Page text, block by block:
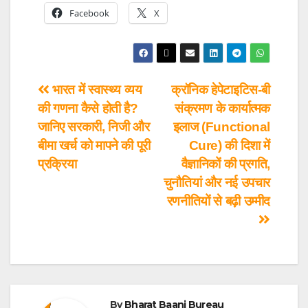
Facebook X
क्रॉनिक हेपेटाइटिस-बी
संक्रमण के कार्यात्मक
इलाज (Functional
Cure) की दिशा में
वैज्ञानिकों की प्रगति,
चुनौतियां और नई उपचार
रणनीतियों से बढ़ी उम्मीद
भारत में स्वास्थ्य व्यय
की गणना कैसे होती है?
जानिए सरकारी, निजी और
बीमा खर्च को मापने की पूरी
प्रक्रिया
ByBharat Baani Bureau